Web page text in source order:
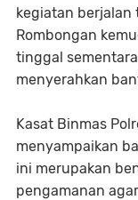
kegiatan berjalan
Rombongan
tinggal
menyerahkan
Kasat Binmas
menyampaikan
ini merupakan
pengamanan